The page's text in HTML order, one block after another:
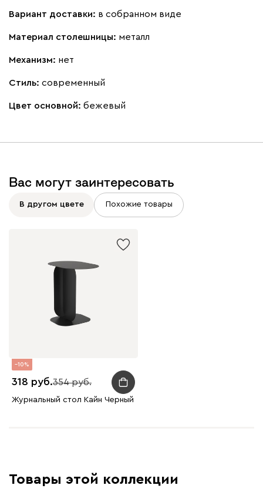
Вариант доставки: в собранном виде
Материал столешницы: металл
Механизм: нет
Стиль: современный
Цвет основной: бежевый
Вас могут заинтересовать
В другом цвете Похожие товары
10
318 354
Журнальный стол Кайн Черный
Товары этой коллекции